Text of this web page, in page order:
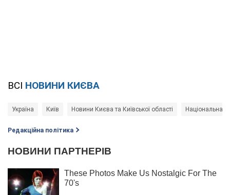
ВСІ НОВИНИ КИЄВА
Україна Київ Новини Києва та Київської області Національна
Редакційна політика